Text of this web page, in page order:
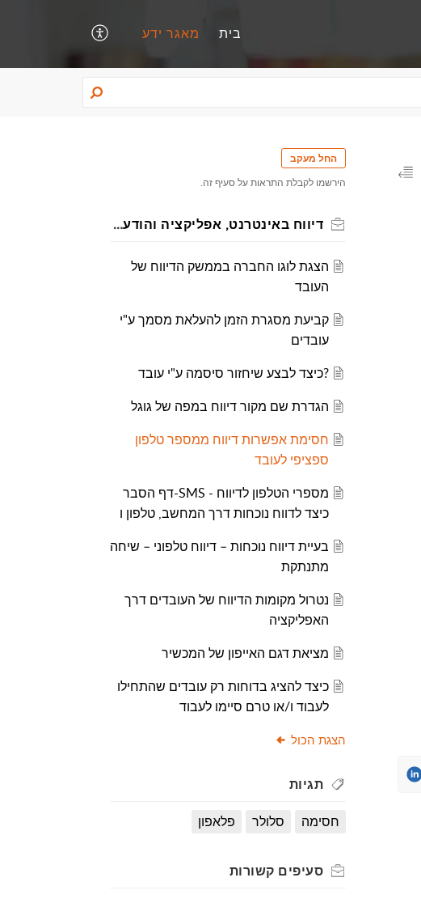
בית מאגר ידע
החל מעקב
הירשמו לקבלת התראות על סעיף זה.
דיווח באינטרנט, אפליקציה והודעות
הצגת לוגו החברה בממשק הדיווח של
העובד
קביעת מסגרת הזמן להעלאת מסמך ע"י
עובדים
?כיצד לבצע שיחזור סיסמה ע"י עובד
הגדרת שם מקור דיווח במפה של גוגל
חסימת אפשרות דיווח ממספר טלפון
ספציפי לעובד
מספרי הטלפון לדיווח - SMS-דף הסבר
כיצד לדווח נוכחות דרך המחשב, טלפון ו
בעיית דיווח נוכחות – דיווח טלפוני – שיחה
מתנתקת
נטרול מקומות הדיווח של העובדים דרך
האפליקציה
מציאת דגם האייפון של המכשיר
כיצד להציג בדוחות רק עובדים שהתחילו
לעבוד ו/או טרם סיימו לעבוד
הצגת הכול
תגיות
חסימה סלולר פלאפון
סעיפים קשורות